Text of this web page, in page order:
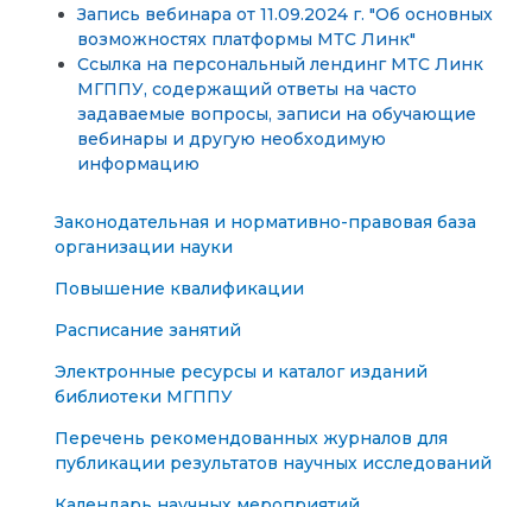
Запись вебинара от 11.09.2024 г. "Об основных
возможностях платформы МТС Линк"
Ссылка на персональный лендинг МТС Линк
МГППУ, содержащий ответы на часто
задаваемые вопросы, записи на обучающие
вебинары и другую необходимую
информацию
Законодательная и нормативно-правовая база
организации науки
Повышение квалификации
Расписание занятий
Электронные ресурсы и каталог изданий
библиотеки МГППУ
Перечень рекомендованных журналов для
публикации результатов научных исследований